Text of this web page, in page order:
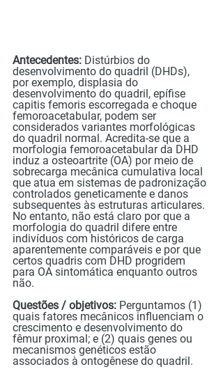
Antecedentes: Distúrbios do
desenvolvimento do quadril (DHDs),
por exemplo, displasia do
desenvolvimento do quadril, epífise
capitis femoris escorregada e choque
femoroacetabular, podem ser
considerados variantes morfológicas
do quadril normal. Acredita-se que a
morfologia femoroacetabular da DHD
induz a osteoartrite (OA) por meio de
sobrecarga mecânica cumulativa local
que atua em sistemas de padronização
controlados geneticamente e danos
subsequentes às estruturas articulares.
No entanto, não está claro por que a
morfologia do quadril difere entre
indivíduos com históricos de carga
aparentemente comparáveis ​​e por que
certos quadris com DHD progridem
para OA sintomática enquanto outros
não.
Questões / objetivos: Perguntamos (1)
quais fatores mecânicos influenciam o
crescimento e desenvolvimento do
fêmur proximal; e (2) quais genes ou
mecanismos genéticos estão
associados à ontogênese do quadril.